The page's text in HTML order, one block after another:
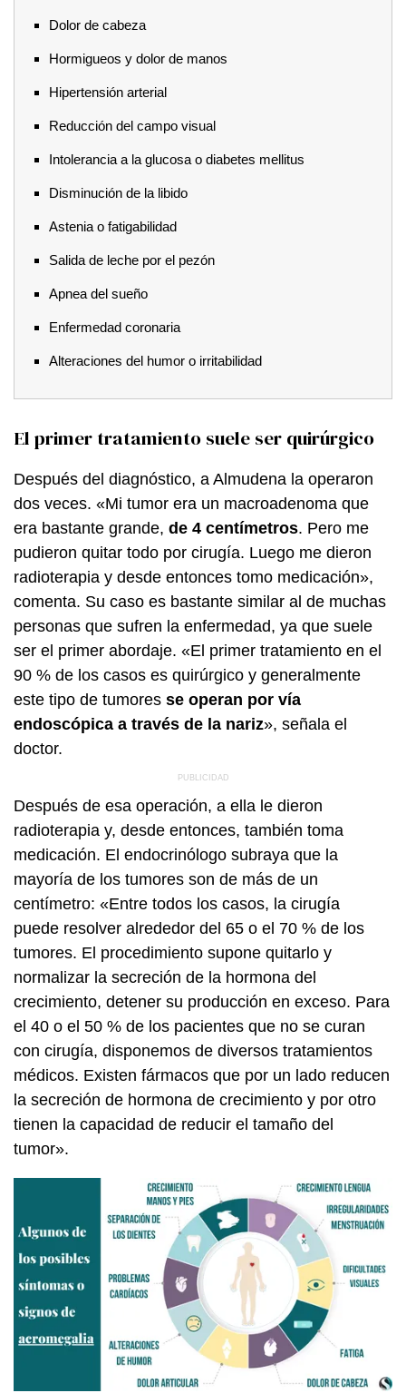
Dolor de cabeza
Hormigueos y dolor de manos
Hipertensión arterial
Reducción del campo visual
Intolerancia a la glucosa o diabetes mellitus
Disminución de la libido
Astenia o fatigabilidad
Salida de leche por el pezón
Apnea del sueño
Enfermedad coronaria
Alteraciones del humor o irritabilidad
El primer tratamiento suele ser quirúrgico
Después del diagnóstico, a Almudena la operaron
dos veces. «Mi tumor era un macroadenoma que
era bastante grande, de 4 centímetros. Pero me
pudieron quitar todo por cirugía. Luego me dieron
radioterapia y desde entonces tomo medicación»,
comenta. Su caso es bastante similar al de muchas
personas que sufren la enfermedad, ya que suele
ser el primer abordaje. «El primer tratamiento en el
90 % de los casos es quirúrgico y generalmente
este tipo de tumores se operan por vía
endoscópica a través de la nariz», señala el
doctor.
Después de esa operación, a ella le dieron
radioterapia y, desde entonces, también toma
medicación. El endocrinólogo subraya que la
mayoría de los tumores son de más de un
centímetro: «Entre todos los casos, la cirugía
puede resolver alrededor del 65 o el 70 % de los
tumores. El procedimiento supone quitarlo y
normalizar la secreción de la hormona del
crecimiento, detener su producción en exceso. Para
el 40 o el 50 % de los pacientes que no se curan
con cirugía, disponemos de diversos tratamientos
médicos. Existen fármacos que por un lado reducen
la secreción de hormona de crecimiento y por otro
tienen la capacidad de reducir el tamaño del
tumor».